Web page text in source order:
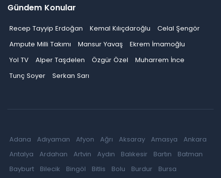
Gündem Konular
Recep Tayyip Erdoğan Kemal Kılıçdaroğlu
Celal Şengör
Ampute Milli Takımı
Mansur Yavaş
Ekrem İmamoğlu
Yol TV
Alper Taşdelen Özgür Özel
Muharrem İnce
Tunç Soyer
Serkan Sarı
Adana Adıyaman Afyon Ağrı Aksaray Amasya
Ankara
Antalya
Ardahan Artvin Aydın Balıkesir Bartın
Batman
Bayburt
Bilecik Bingöl Bitlis Bolu Burdur
Bursa